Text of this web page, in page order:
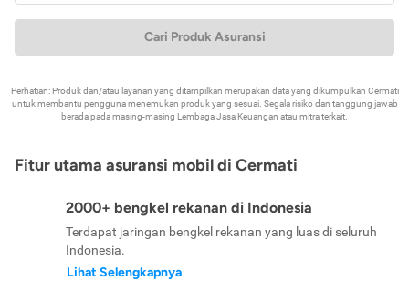
Cari Produk Asuransi
Perhatian: Produk dan/atau layanan yang ditampilkan merupakan data yang dikumpulkan Cermati
untuk membantu pengguna menemukan produk yang sesuai. Segala risiko dan tanggung jawab
berada pada masing-masing Lembaga Jasa Keuangan atau mitra terkait.
Fitur utama asuransi mobil di Cermati
2000+ bengkel rekanan di Indonesia
Terdapat jaringan bengkel rekanan yang luas di seluruh
Indonesia.
Lihat Selengkapnya